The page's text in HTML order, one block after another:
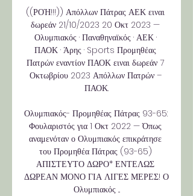
((ΡΟΉ!!!)) Απόλλων Πάτρας ΑΕΚ ειναι
δωρεάν 21/10/2023 20 Οκτ 2023 —
Ολυμπιακός · Παναθηναϊκός · ΑΕΚ ·
ΠΑΟΚ · Άρης · Sports Προμηθέας
Πατρών εναντίον ΠΑΟΚ ειναι δωρεάν 7
Οκτωβρίου 2023 Απόλλων Πατρών –
ΠΑΟΚ.
Ολυμπιακός- Προμηθέας Πάτρας 93-65:
Φουλαριστός για 1 Οκτ 2022 — Όπως
αναμενόταν ο Ολυμπιακός επικράτησε
του Προμηθέα Πάτρας (93-65)
ΑΠΙΣΤΕΥΤΟ ΔΩΡΟ* ΕΝΤΕΛΩΣ
ΔΩΡΕΑΝ ΜΟΝΟ ΓΙΑ ΛΙΓΕΣ ΜΕΡΕΣ! Ο
Ολυμπιακός ...